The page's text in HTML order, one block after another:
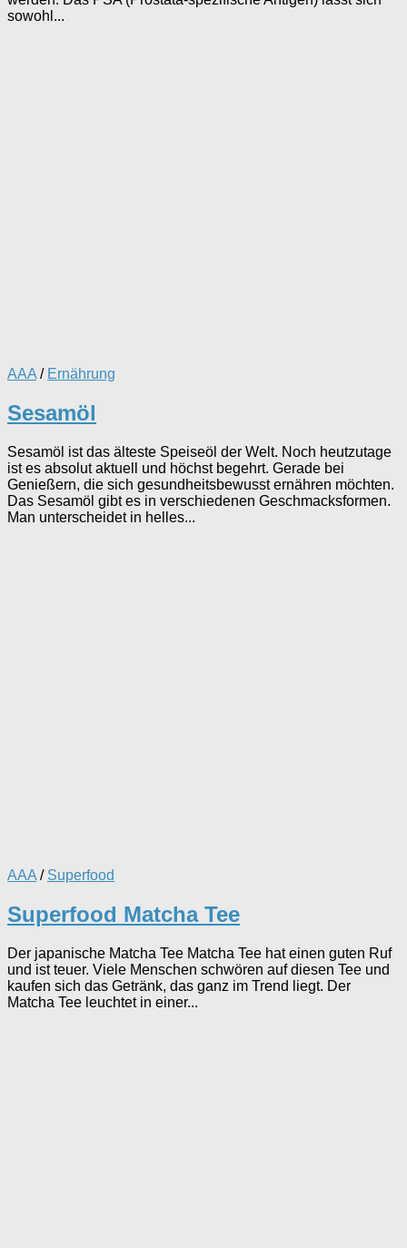
sowohl...
AAA / Ernährung
Sesamöl
Sesamöl ist das älteste Speiseöl der Welt. Noch heutzutage
ist es absolut aktuell und höchst begehrt. Gerade bei
Genießern, die sich gesundheitsbewusst ernähren möchten.
Das Sesamöl gibt es in verschiedenen Geschmacksformen.
Man unterscheidet in helles...
AAA / Superfood
Superfood Matcha Tee
Der japanische Matcha Tee Matcha Tee hat einen guten Ruf
und ist teuer. Viele Menschen schwören auf diesen Tee und
kaufen sich das Getränk, das ganz im Trend liegt. Der
Matcha Tee leuchtet in einer...